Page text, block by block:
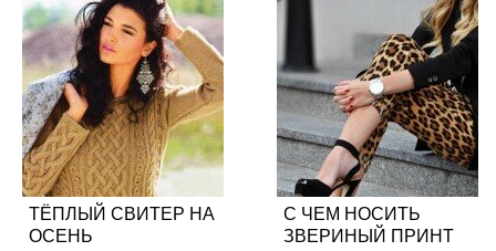
ТЁПЛЫЙ СВИТЕР НА
ОСЕНЬ
С ЧЕМ НОСИТЬ
ЗВЕРИНЫЙ ПРИНТ